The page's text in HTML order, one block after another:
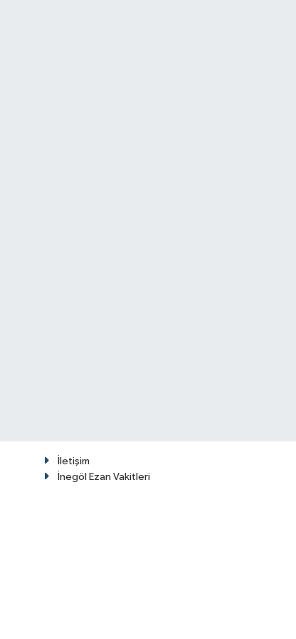
İletişim
İnegöl Ezan Vakitleri